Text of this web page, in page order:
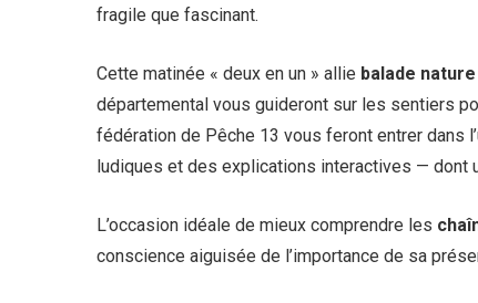
fragile que fascinant.
Cette matinée « deux en un » allie balade nature
départemental vous guideront sur les sentiers
fédération de Pêche 13 vous feront entrer dans
ludiques et des explications interactives — dont
L’occasion idéale de mieux comprendre les
conscience aiguisée de l’importance de sa